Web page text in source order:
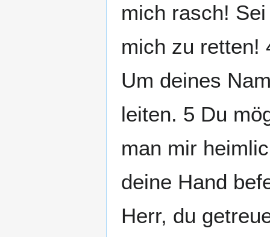
mich rasch!
mich zu retten!
Um deines
leiten. 5 Du
man mir
deine Hand
Herr, du